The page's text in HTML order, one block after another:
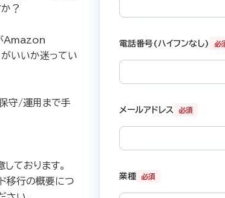
？
Amazon
いか迷ってい
守/運用まで手
しております。
移行の概要につ
必
電話番号(ハイフンなし)
必須
メールアドレス
必須
業種